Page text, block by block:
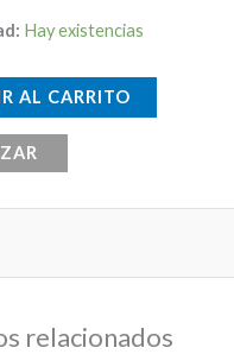
Hay existencias
AL CARRITO
relacionados